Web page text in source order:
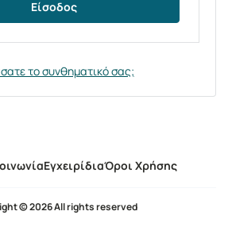
το συνθηματικό σας;
ΕγχειρίδιαΌροι Χρήσης
© 2026 All rights reserved